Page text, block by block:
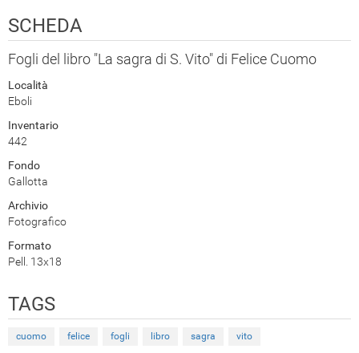
SCHEDA
Fogli del libro "La sagra di S. Vito" di Felice Cuomo
Località
Eboli
Inventario
442
Fondo
Gallotta
Archivio
Fotografico
Formato
Pell. 13x18
TAGS
cuomo felice fogli libro sagra vito